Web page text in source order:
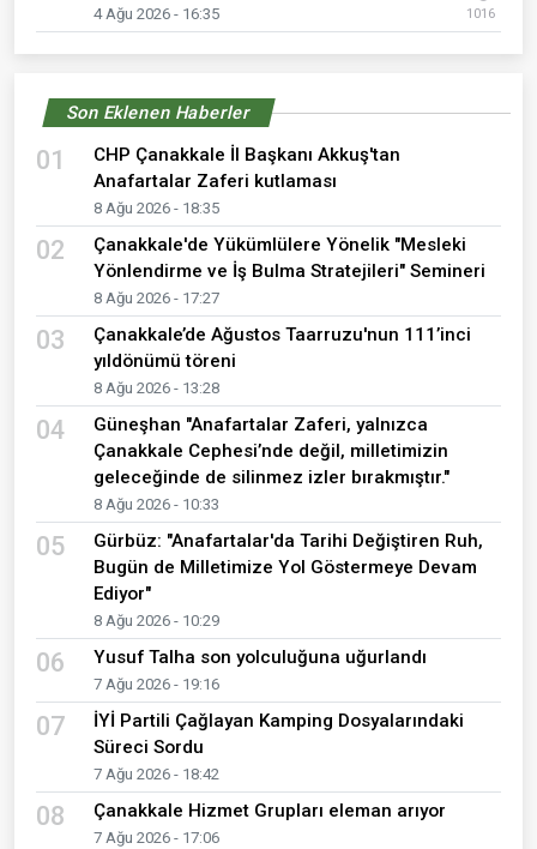
4 Ağu 2026 - 16:35 1016
Son Eklenen Haberler
01
CHP Çanakkale İl Başkanı Akkuş'tan
Anafartalar Zaferi kutlaması
8 Ağu 2026 - 18:35
02
Çanakkale'de Yükümlülere Yönelik "Mesleki
Yönlendirme ve İş Bulma Stratejileri" Semineri
8 Ağu 2026 - 17:27
03
Çanakkale’de Ağustos Taarruzu'nun 111’inci
yıldönümü töreni
8 Ağu 2026 - 13:28
04
Güneşhan "Anafartalar Zaferi, yalnızca
Çanakkale Cephesi’nde değil, milletimizin
geleceğinde de silinmez izler bırakmıştır."
8 Ağu 2026 - 10:33
05
Gürbüz: "Anafartalar'da Tarihi Değiştiren Ruh,
Bugün de Milletimize Yol Göstermeye Devam
Ediyor"
8 Ağu 2026 - 10:29
06 Yusuf Talha son yolculuğuna uğurlandı
7 Ağu 2026 - 19:16
07
İYİ Partili Çağlayan Kamping Dosyalarındaki
Süreci Sordu
7 Ağu 2026 - 18:42
08 Çanakkale Hizmet Grupları eleman arıyor
7 Ağu 2026 - 17:06